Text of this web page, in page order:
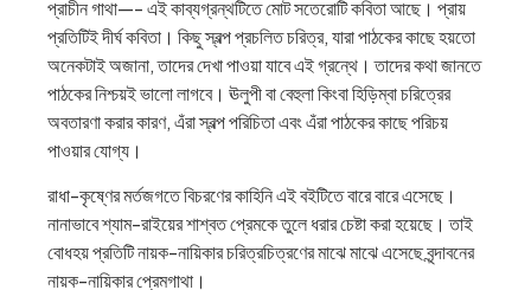
প্রাচীন গাথা—- এই কাব্যগ্রন্থটিতে মোট সতেরোটি কবিতা আছে। প্রায়
প্রতিটিই দীর্ঘ কবিতা। কিছু স্বল্প প্রচলিত চরিত্র, যারা পাঠকের কাছে হয়তো
অনেকটাই অজানা, তাদের দেখা পাওয়া যাবে এই গ্রন্থে। তাদের কথা জানতে
পাঠকের নিশ্চয়ই ভালো লাগবে। ঊলুপী বা বেহুলা কিংবা হিড়িম্বা চরিত্রের
অবতারণা করার কারণ, এঁরা স্বল্প পরিচিতা এবং এঁরা পাঠকের কাছে পরিচয়
পাওয়ার যোগ্য।
রাধা-কৃষ্ণের মর্তজগতে বিচরণের কাহিনি এই বইটিতে বারে বারে এসেছে।
নানাভাবে শ্যাম-রাইয়ের শাশ্বত প্রেমকে তুলে ধরার চেষ্টা করা হয়েছে। তাই
বোধহয় প্রতিটি নায়ক-নায়িকার চরিত্রচিত্রণের মাঝে মাঝে এসেছে বৃন্দাবনের
নায়ক-নায়িকার প্রেমগাথা।